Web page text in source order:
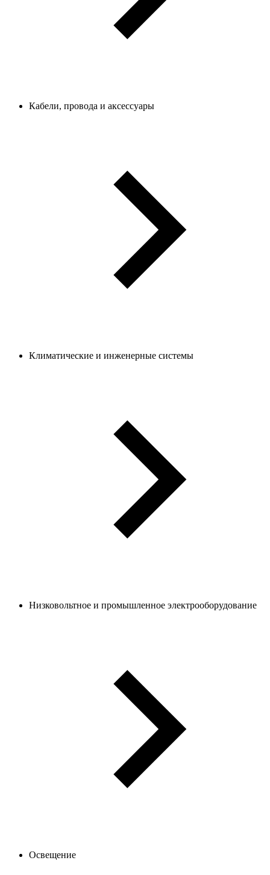
Кабели, провода и аксессуары
Климатические и инженерные системы
Низковольтное и промышленное электрооборудование
Освещение